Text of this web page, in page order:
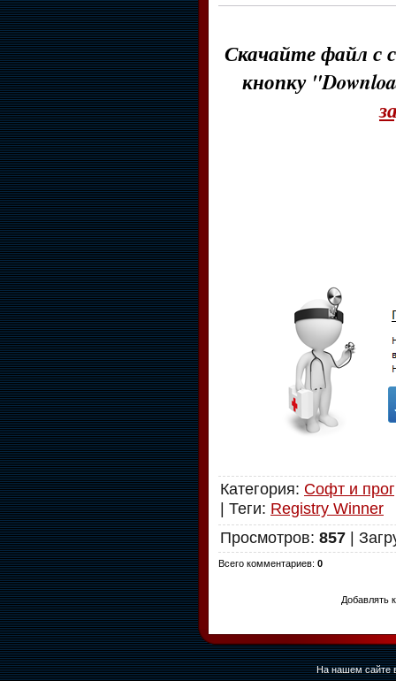
Скачайте файл с
кнопку
Категория: Софт и
| Теги: Registry Winner
Просмотров: 857 |
Всего комментариев: 0
Добавлять
На нашем сайте